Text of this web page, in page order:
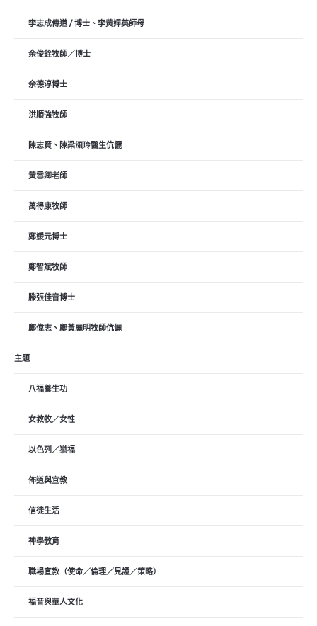
李志成傳道 / 博士、李黃嬋英師母
余俊銓牧師／博士
余德淳博士
洪順強牧師
陳志賢、陳梁頌玲醫生伉儷
黃雪卿老師
萬得康牧師
鄭媛元博士
鄭智斌牧師
滕張佳音博士
鄺偉志、鄺黃麗明牧師伉儷
主題
八福養生功
女教牧／女性
以色列／猶福
佈道與宣教
信徒生活
神學教育
職場宣教（使命／倫理／見證／策略）
福音與華人文化